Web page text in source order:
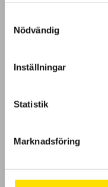
Nödvändig
Inställningar
Statistik
Marknadsföring